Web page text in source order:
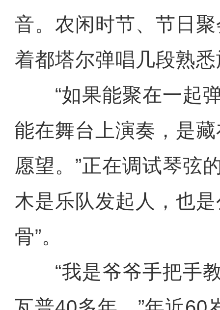
音。农闲时节、节日
着都塔尔弹唱几段熟
“如果能聚在一起弹
能在舞台上演奏，是
愿望。”正在调试琴弦
木是乐队发起人，也
骨”。
“我是爷爷手把手教